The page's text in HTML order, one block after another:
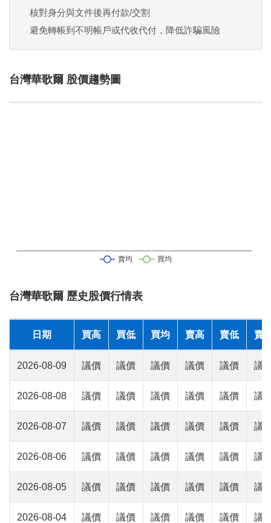
核對身分與文件後再付款/交割
避免轉帳到不明帳戶或代收代付，降低詐騙風險
台灣華歌爾 股價趨勢圖
台灣華歌爾 歷史股價行情表
日期 買高 買低 買均 賣高 賣低 賣
2026-08-09 議價 議價 議價 議價 議價 議
2026-08-08 議價 議價 議價 議價 議價 議
2026-08-07 議價 議價 議價 議價 議價 議
2026-08-06 議價 議價 議價 議價 議價 議
2026-08-05 議價 議價 議價 議價 議價 議
2026-08-04 議價 議價 議價 議價 議價 議